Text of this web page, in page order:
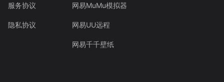
服务协议
隐私协议
网易MuMu模拟器
网易UU远程
网易千千壁纸